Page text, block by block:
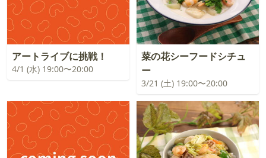
アートライブに挑戦！
4/1 (水) 19:00〜20:00
菜の花シーフードシチュ
ー
3/21 (土) 19:00〜20:00